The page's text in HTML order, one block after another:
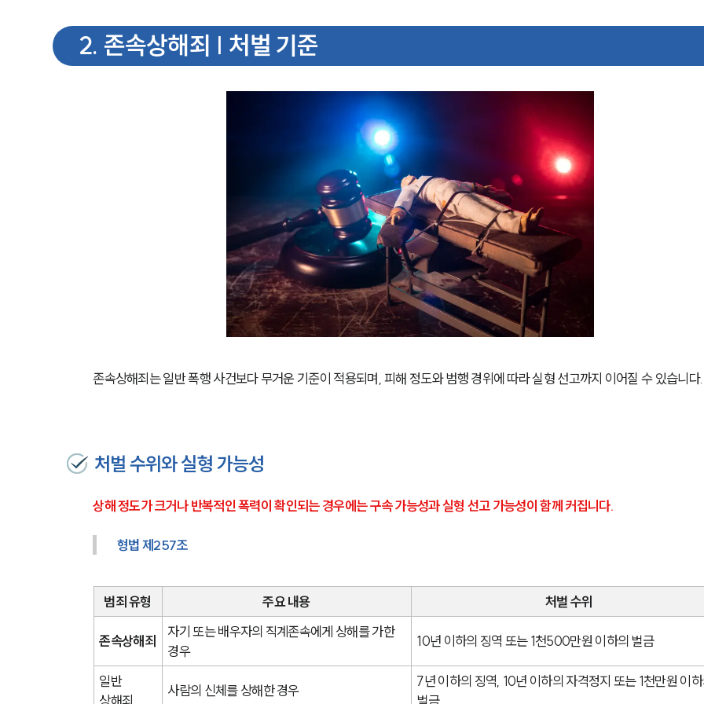
2. 존속상해죄 | 처벌 기준
존속상해죄는 일반 폭행 사건보다 무거운 기준이 적용되며, 피해 정도와 범행 경위에 따라 실형 선고까지 이어질 수 있습니다.
처벌 수위와 실형 가능성
상해 정도가 크거나 반복적인 폭력이 확인되는 경우에는 구속 가능성과 실형 선고 가능성이 함께 커집니다.
형법 제257조
범죄 유형 주요 내용 처벌 수위
존속상해죄
자기 또는 배우자의 직계존속에게 상해를 가한
경우
10년 이하의 징역 또는 1천500만원 이하의 벌금
일반
상해죄
사람의 신체를 상해한 경우
7년 이하의 징역, 10년 이하의 자격정지 또는 1천만원 이하
벌금